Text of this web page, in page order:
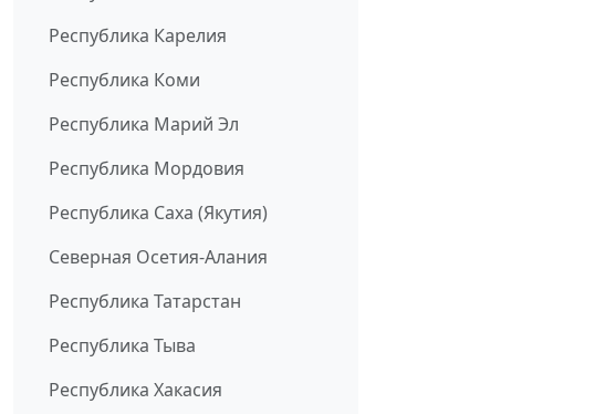
Республика Карелия
Республика Коми
Республика Марий Эл
Республика Мордовия
Республика Саха (Якутия)
Северная Осетия-Алания
Республика Татарстан
Республика Тыва
Республика Хакасия